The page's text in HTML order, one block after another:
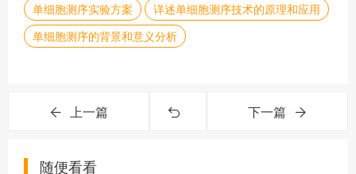
单细胞测序实验方案
详述单细胞测序技术的原理和应用
单细胞测序的背景和意义分析
上一篇 下一篇
随便看看